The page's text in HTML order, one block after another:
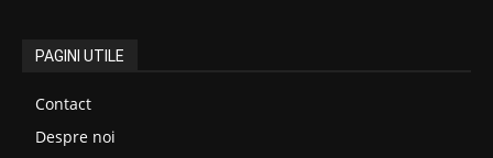
PAGINI UTILE
Contact
Despre noi